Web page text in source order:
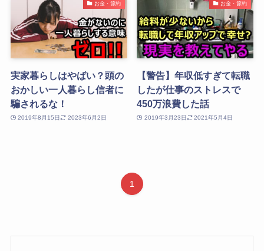
お金・節約
実家暮らしはやばい？頭の
おかしい一人暮らし信者に
騙されるな！
2019年8月15日 2023年6月2日
お金・節約
【警告】年収低すぎて転職
したが仕事のストレスで
450万浪費した話
2019年3月23日 2021年5月4日
1